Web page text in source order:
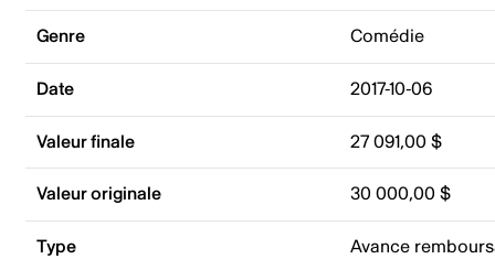
Genre Comédie
Date 2017-10-06
Valeur finale 27 091,00 $
Valeur originale 30 000,00 $
Type Avance